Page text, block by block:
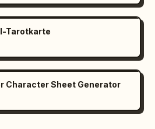
Tarotkarte
Character Sheet Generator